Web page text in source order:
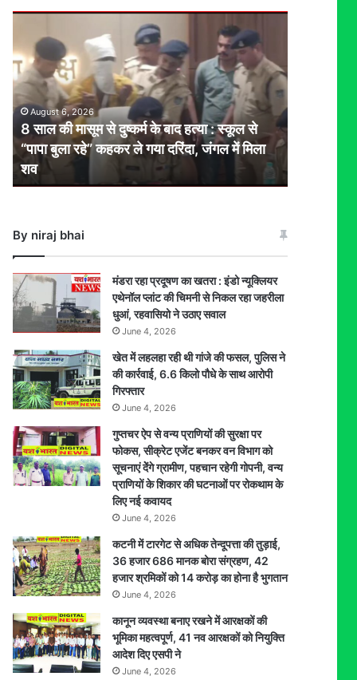
8
की
मासूम
से
दुष्कर्म
के
बाद
हत्या
स्कूल
बुला
रहे”
ले
गया
दरिंदा,
जंगल
में
मिला
शव
August 6, 2026
8 साल की मासूम से दुष्कर्म के बाद हत्या : स्कूल से
“पापा बुला रहे” कहकर ले गया दरिंदा, जंगल में मिला
शव
By niraj bhai
मंडरा रहा प्रदूषण का खतरा : इंडो न्यूक्लियर
एथेनॉल प्लांट की चिमनी से निकल रहा जहरीला
धुआं, रहवासियो ने उठाए सवाल
June 4, 2026
खेत में लहलहा रही थी गांजे की फसल, पुलिस ने
की कार्रवाई, 6.6 किलो पौधे के साथ आरोपी
गिरफ्तार
June 4, 2026
गुप्तचर ऐप से वन्य प्राणियों की सुरक्षा पर
फोकस, सीक्रेट एजेंट बनकर वन विभाग को
सूचनाएं देेंगे ग्रामीण, पहचान रहेगी गोपनी, वन्य
प्राणियों के शिकार की घटनाओं पर रोकथाम के
लिए नई कवायद
June 4, 2026
कटनी में टारगेट से अधिक तेन्दूपत्ता की तुड़ाई,
36 हजार 686 मानक बोरा संग्रहण, 42
हजार श्रमिकों को 14 करोड़ का होना है भुगतान
June 4, 2026
कानून व्यवस्था बनाए रखने में आरक्षकों की
भूमिका महत्वपूर्ण, 41 नव आरक्षकों को नियुक्ति
आदेश दिए एसपी ने
June 4, 2026